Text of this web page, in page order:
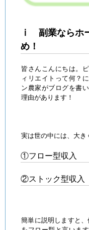
ⅰ 副業ならホ
め！
皆さんこんにちは。
ィリエイトって何？
ン農家がブログを書
理由があります！
実は世の中には、大き
①フロー型収入
②ストック型収入
簡単に説明しますと